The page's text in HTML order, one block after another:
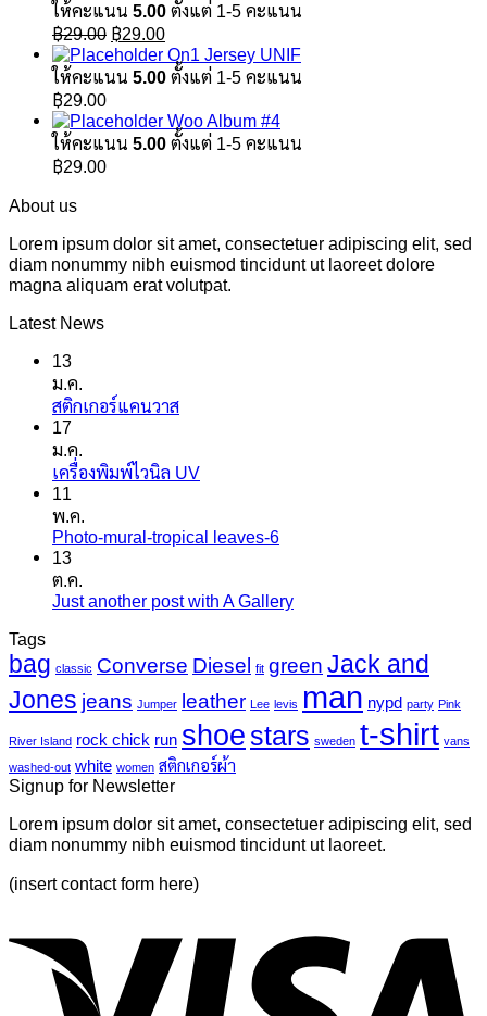
ให้คะแนน 5.00 ตั้งแต่ 1-5 คะแนน
฿29.00 Original
price
was:
฿29.00Current
price
is:
On1 Jersey UNIF
ให้คะแนน 5.00 ตั้งแต่ 1-5 คะแนน
฿29.00
Woo Album #4
ให้คะแนน 5.00 ตั้งแต่ 1-5 คะแนน
฿29.00
About us
Lorem ipsum dolor sit amet, consectetuer adipiscing elit, sed
diam nonummy nibh euismod tincidunt ut laoreet dolore
magna aliquam erat volutpat.
Latest News
13
ม.ค.
สติกเกอร์แคนวาสไม่มี
บน
เกอร์
17
ม.ค.
เครื่องพิมพ์ไวนิล UVไม่มี
บน
นิล
11
พ.ค.
Photo-mural-tropical leaves-6ไม่มี
บน
tropical
leaves-
6
13
ต.ค.
Just another post with A Galleryไม่มี
บน
Just
another
post
with
Tags
bag classic Converse Diesel fit green Jack and
Jones jeans Jumper leather Lee levis man nypd party Pink
River Island rock chick run shoe stars sweden t-shirt vans
washed-out white women สติกเกอร์ผ้า
Signup for Newsletter
Lorem ipsum dolor sit amet, consectetuer adipiscing elit, sed
diam nonummy nibh euismod tincidunt ut laoreet.
(insert contact form here)